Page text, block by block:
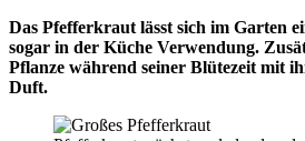
Das Pfefferkraut lässt sich im Garten
sogar in der Küche Verwendung.
Pflanze während seiner Blütezeit mit
Duft.